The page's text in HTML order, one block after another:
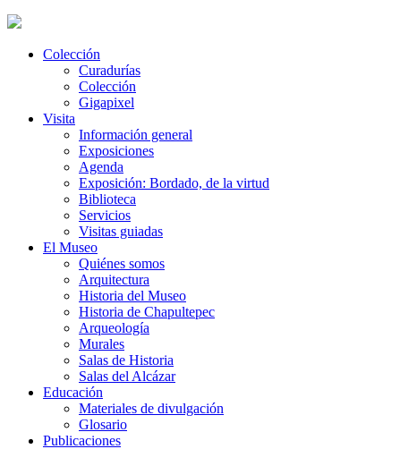
Colección
Curadurías
Colección
Gigapixel
Visita
Información general
Exposiciones
Agenda
Exposición: Bordado, de la virtud
Biblioteca
Servicios
Visitas guiadas
El Museo
Quiénes somos
Arquitectura
Historia del Museo
Historia de Chapultepec
Arqueología
Murales
Salas de Historia
Salas del Alcázar
Educación
Materiales de divulgación
Glosario
Publicaciones